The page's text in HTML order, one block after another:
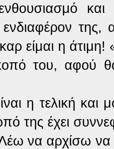
ενθουσιασμό
της,
είμαι η άτιμη!
του, αφού
η τελική και
της έχει
να αρχίσω